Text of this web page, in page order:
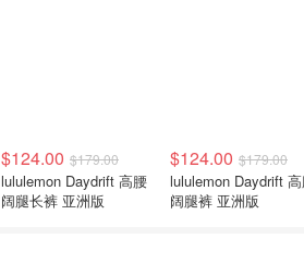
$124.00 $179.00
lululemon Daydrift 高腰
阔腿长裤 亚洲版
$124.00 $179.00
lululemon Daydrift
阔腿裤 亚洲版